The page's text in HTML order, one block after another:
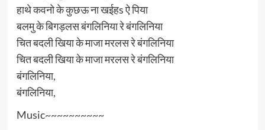
हाथे कवनो के कुछऊ ना खईहs ऐ पिया
बलमु के बिगड़लस बंगलिनिया रे बंगलिनिया
चित बदली खिया के माजा मरलस रे बंगलिनिया
चित बदली खिया के माजा मरलस रे बंगलिनिया
बंगलिनिया,
बंगलिनिया,
Music~~~~~~~~~~